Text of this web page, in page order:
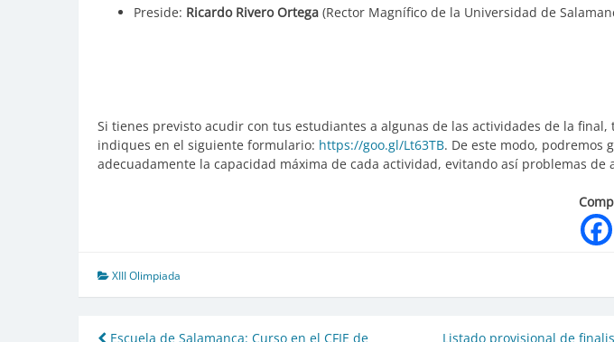
Preside: Ricardo Rivero Ortega (Rector Magnífico de la Universidad de
Si tienes previsto acudir con tus estudiantes a algunas de las actividades de la final,
indiques en el siguiente formulario: https://goo.gl/Lt63TB. De este modo, podremos
adecuadamente la capacidad máxima de cada actividad, evitando así problemas de
XIII Olimpiada
Escuela de Salamanca: Curso en el CFIE de
Listado provisional de